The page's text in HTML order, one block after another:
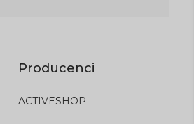
Producenci
ACTIVESHOP